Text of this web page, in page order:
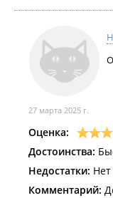
27 марта 2025 г.
Оценка:
Достоинства:
Недостатки: Нет
Комментарий: